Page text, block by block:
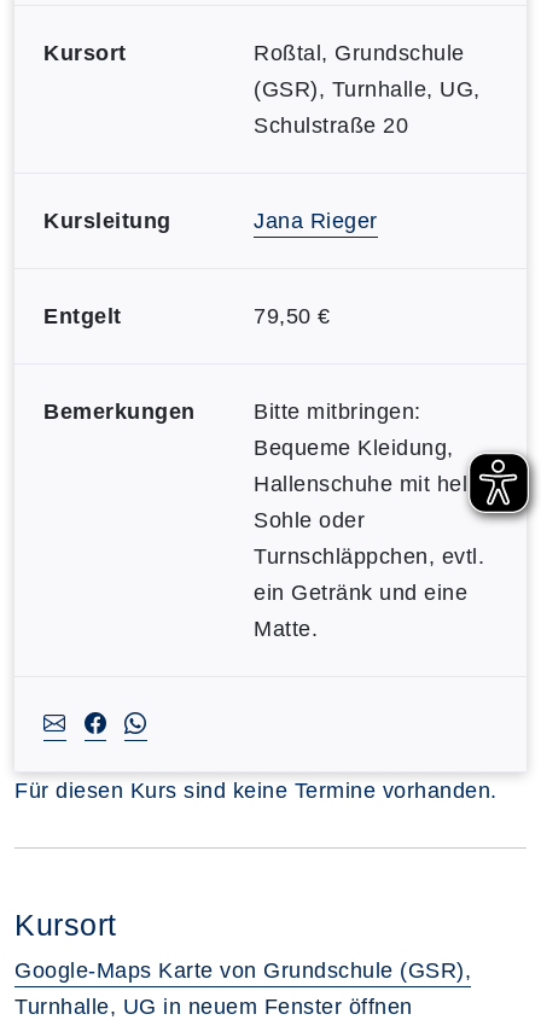
Kursort
Roßtal, Grundschule
(GSR), Turnhalle, UG,
Schulstraße 20
Kursleitung Jana Rieger
Entgelt 79,50 €
Bemerkungen
Bitte mitbringen:
Bequeme Kleidung,
Hallenschuhe mit heller
Sohle oder
Turnschläppchen, evtl.
ein Getränk und eine
Matte.
Für diesen Kurs sind keine Termine vorhanden.
Kursort
Google-Maps Karte von Grundschule (GSR),
Turnhalle, UG in neuem Fenster öffnen